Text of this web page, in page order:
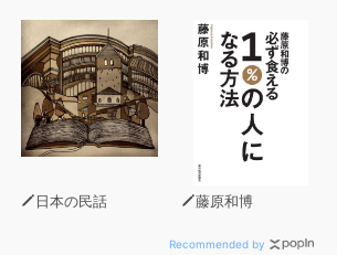
日本の民話 藤原和博
Recommended by